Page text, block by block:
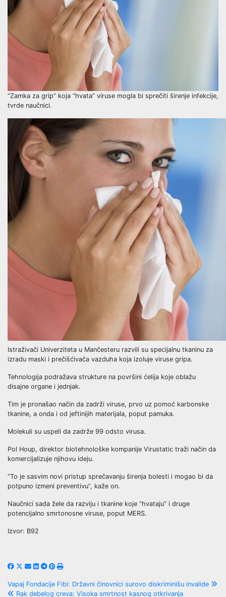
“Zamka za grip” koja “hvata” viruse mogla bi sprečiti širenje infekcije,
tvrde naučnici.
Istraživači Univerziteta u Mančesteru razvili su specijalnu tkaninu za
izradu maski i prečišćivača vazduha koja izoluje viruse gripa.
Tehnologija podražava strukture na površini ćelija koje oblažu
disajne organe i jednjak.
Tim je pronašao način da zadrži viruse, prvo uz pomoć karbonske
tkanine, a onda i od jeftinijih materijala, poput pamuka.
Molekuli su uspeli da zadrže 99 odsto virusa.
Pol Houp, direktor biotehnološke kompanije Virustatic traži način da
komercijalizuje njihovu ideju.
“To je sasvim novi pristup sprečavanju širenja bolesti i mogao bi da
potpuno izmeni preventivu”, kaže on.
Naučnici sada žele da razviju i tkanine koje “hvataju” i druge
potencijalno smrtonosne viruse, poput MERS.
Izvor: B92
Post
Vapaj Fondacije Fibi: Državni činovnici surovo diskriminišu invalide
Rak debelog creva: Visoka smrtnost kasnog otkrivanja